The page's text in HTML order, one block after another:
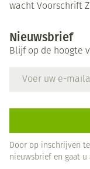
wacht Voorschrift
Nieuwsbrief
Blijf op de hoogte
Door op inschrijven
nieuwsbrief en gaat